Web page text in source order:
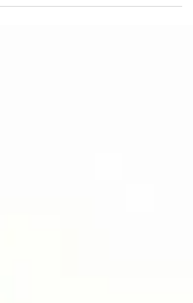
של טעמים, צבעים וניחוחות. אנשים רבים כבר